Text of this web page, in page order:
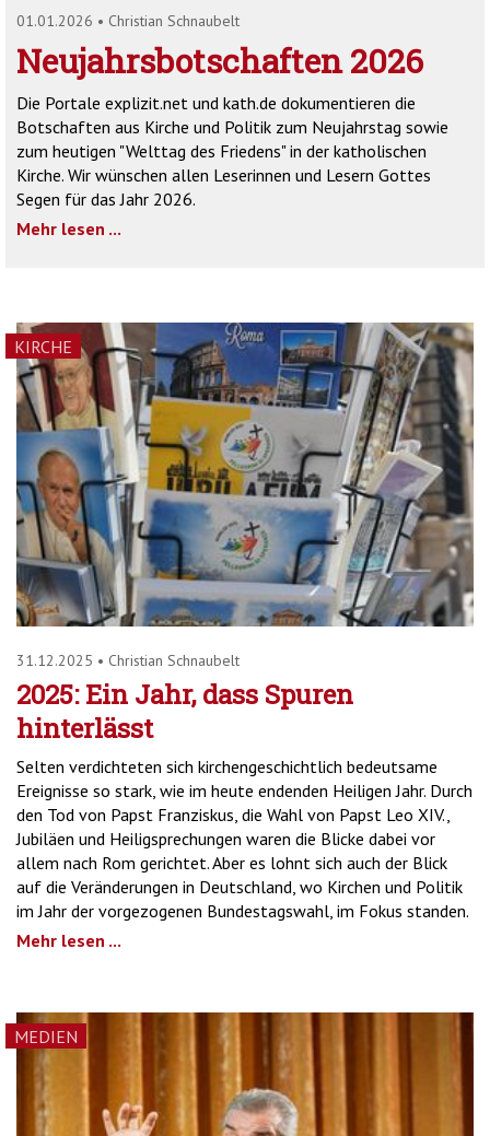
01.01.2026 • Christian Schnaubelt
Neujahrsbotschaften 2026
Die Portale explizit.net und kath.de dokumentieren die
Botschaften aus Kirche und Politik zum Neujahrstag sowie
zum heutigen "Welttag des Friedens" in der katholischen
Kirche. Wir wünschen allen Leserinnen und Lesern Gottes
Segen für das Jahr 2026.
Mehr lesen ...
KIRCHE
31.12.2025 • Christian Schnaubelt
2025: Ein Jahr, dass Spuren
hinterlässt
Selten verdichteten sich kirchengeschichtlich bedeutsame
Ereignisse so stark, wie im heute endenden Heiligen Jahr. Durch
den Tod von Papst Franziskus, die Wahl von Papst Leo XIV.,
Jubiläen und Heiligsprechungen waren die Blicke dabei vor
allem nach Rom gerichtet. Aber es lohnt sich auch der Blick
auf die Veränderungen in Deutschland, wo Kirchen und Politik
im Jahr der vorgezogenen Bundestagswahl, im Fokus standen.
Mehr lesen ...
MEDIEN